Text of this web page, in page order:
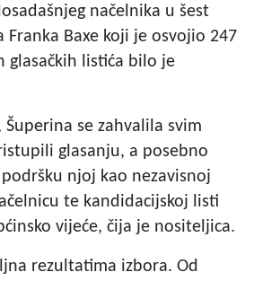
načelnika u šest
Franka Baxe koji je osvojio 247
glasačkih listića bilo je
Šuperina se zahvalila svim
glasanju, a posebno
njoj kao nezavisnoj
te kandidacijskoj listi
vijeće, čija je nositeljica.
rezultatima izbora. Od